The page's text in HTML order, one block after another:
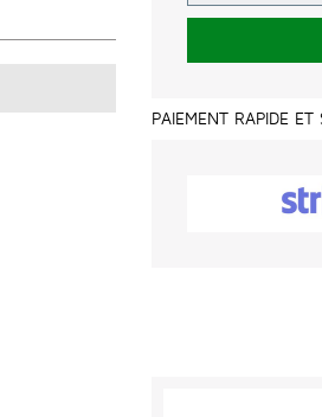
PAIEMENT RAPIDE ET